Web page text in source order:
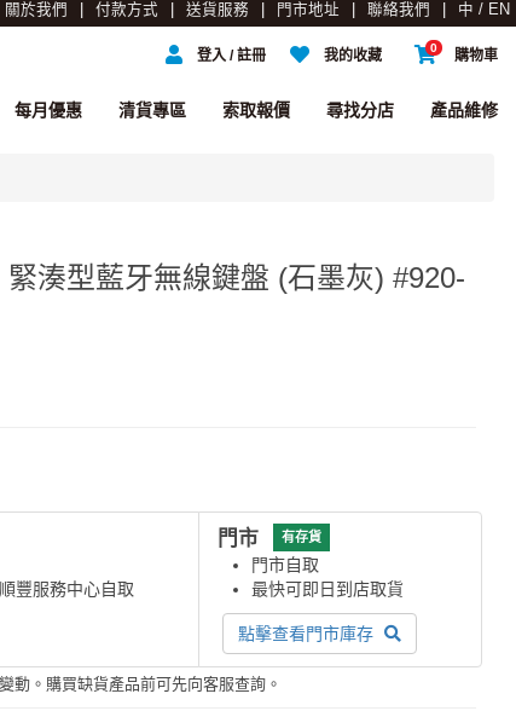
關於我們 付款方式 送貨服務 門市地址 聯絡我們 中 / EN
0 購物車
我的收藏
登入 / 註冊
產品維修
尋找分店
索取報價
清貨專區
每月優惠
湊型藍牙無線鍵盤 (石墨灰) #920-
豐服務中心自取
門市 有存貨
門市自取
最快可即日到店取貨
點擊查看門市庫存
動。購買缺貨產品前可先向客服查詢。